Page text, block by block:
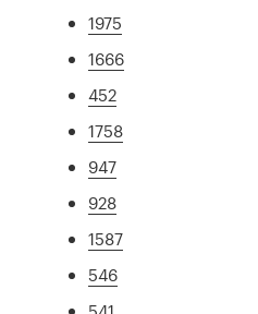
1975
1666
452
1758
947
928
1587
546